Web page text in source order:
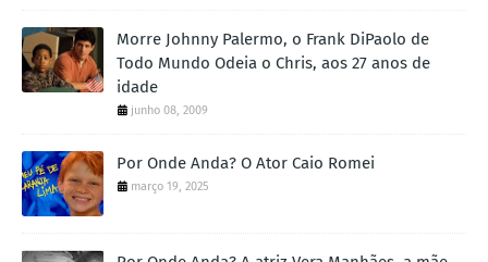
Morre Johnny Palermo, o Frank DiPaolo de
Todo Mundo Odeia o Chris, aos 27 anos de
idade
junho 08, 2009
Por Onde Anda? O Ator Caio Romei
março 19, 2025